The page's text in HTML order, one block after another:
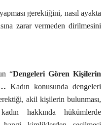
gerektiğini, nasıl ayakta
zarar vermeden dirilmesini
“Dengeleri Gören Kişilerin
Kadın konusunda dengeleri
akil kişilerin bulunması,
hakkında hükümlerde